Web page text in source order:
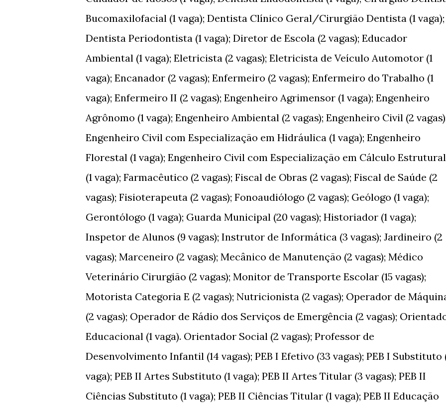
Bucomaxilofacial (1 vaga); Dentista Clínico Geral/Cirurgião Dentista (1 vaga);
Dentista Periodontista (1 vaga); Diretor de Escola (2 vagas); Educador
Ambiental (1 vaga); Eletricista (2 vagas); Eletricista de Veículo Automotor (1
vaga); Encanador (2 vagas); Enfermeiro (2 vagas); Enfermeiro do Trabalho (1
vaga); Enfermeiro II (2 vagas); Engenheiro Agrimensor (1 vaga); Engenheiro
Agrônomo (1 vaga); Engenheiro Ambiental (2 vagas); Engenheiro Civil (2
Engenheiro Civil com Especialização em Hidráulica (1 vaga); Engenheiro
Florestal (1 vaga); Engenheiro Civil com Especialização em Cálculo Estrutural
(1 vaga); Farmacêutico (2 vagas); Fiscal de Obras (2 vagas); Fiscal de Saúde (2
vagas); Fisioterapeuta (2 vagas); Fonoaudiólogo (2 vagas); Geólogo (1 vaga);
Gerontólogo (1 vaga); Guarda Municipal (20 vagas); Historiador (1 vaga);
Inspetor de Alunos (9 vagas); Instrutor de Informática (3 vagas); Jardineiro (2
vagas); Marceneiro (2 vagas); Mecânico de Manutenção (2 vagas); Médico
Veterinário Cirurgião (2 vagas); Monitor de Transporte Escolar (15 vagas);
Motorista Categoria E (2 vagas); Nutricionista (2 vagas); Operador de
(2 vagas); Operador de Rádio dos Serviços de Emergência (2 vagas);
Educacional (1 vaga). Orientador Social (2 vagas); Professor de
Desenvolvimento Infantil (14 vagas); PEB I Efetivo (33 vagas); PEB I Substituto
vaga); PEB II Artes Substituto (1 vaga); PEB II Artes Titular (3 vagas); PEB II
Ciências Substituto (1 vaga); PEB II Ciências Titular (1 vaga); PEB II Educação